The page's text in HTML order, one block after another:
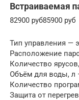
Встраиваемая
82900 руб85900 руб
Тип управления —
Расположение
Количество
Объём для воды, л
Количество
Защита от